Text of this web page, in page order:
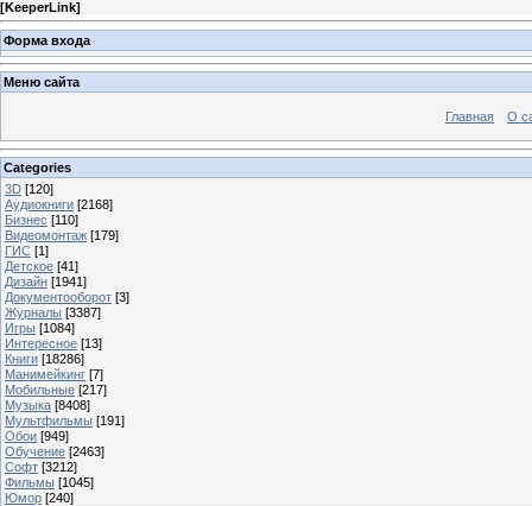
[KeeperLink]
Форма входа
Меню сайта
Главная О
Categories
3D [120]
Аудиокниги [2168]
Бизнес [110]
Видеомонтаж [179]
ГИС [1]
Детское [41]
Дизайн [1941]
Документооборот [3]
Журналы [3387]
Игры [1084]
Интересное [13]
Книги [18286]
Манимейкинг [7]
Мобильные [217]
Музыка [8408]
Мультфильмы [191]
Обои [949]
Обучение [2463]
Софт [3212]
Фильмы [1045]
Юмор [240]